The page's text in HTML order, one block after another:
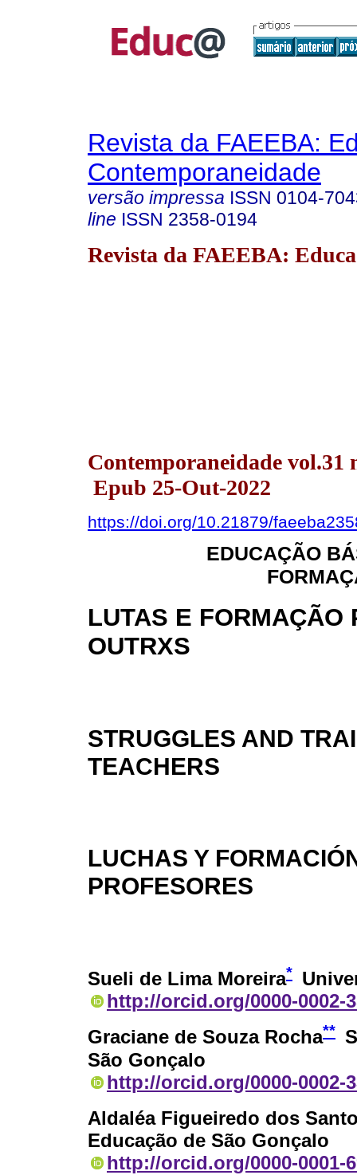
Revista da FAEEBA:
Contemporaneidade
versão impressa ISSN 0104-
line ISSN 2358-0194
Revista da FAEEBA:
Contemporaneidade vol.31
Epub 25-Out-2022
https://doi.org/10.21879/
EDUCAÇÃO
LUTAS E FORMAÇÃO
OUTRXS
STRUGGLES AND
TEACHERS
LUCHAS Y
PROFESORES
Sueli de Lima Moreira*
http://orcid.org/0000-0002-
Graciane de Souza Rocha**
São Gonçalo
http://orcid.org/0000-0002-
Aldaléa Figueiredo dos
Educação de São Gonçalo
http://orcid.org/0000-0001-